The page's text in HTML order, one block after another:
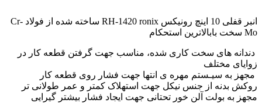
انبر قفلی 10 اینچ رونیکس RH-1420 ronix
ساخته شده از فولاد Cr-
Mo سخت بابالاترین استحکام
دندانه های سخت کاری شده، مناسب جهت گرفتن قطعه کار در
زوایای مختلف
مجهز به سیـستم مهره ی انتها جهت فشار روی قطعه کار
روکش بدنه از جنس نیکل جهت استهلاک کمتر و عمر طولانی تر
مجهز به بولت آلن خور تحتانی جهت ایجاد فشار بیشتر گیرایی